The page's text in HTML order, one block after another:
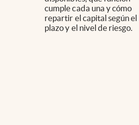
cumple cada una y cómo
repartir el capital según el
plazo y el nivel de riesgo.